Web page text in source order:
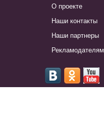
О проекте
Наши контакты
Наши партнеры
Рекламодателям